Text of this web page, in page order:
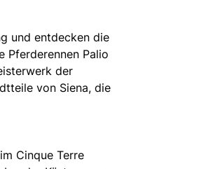
und entdecken die
Pferderennen Palio
der
von Siena, die
Cinque Terre